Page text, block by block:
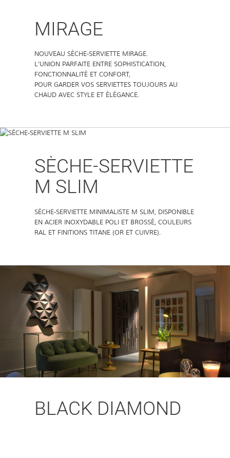
MIRAGE
NOUVEAU SÈCHE-SERVIETTE MIRAGE.
L’UNION PARFAITE ENTRE SOPHISTICATION,
FONCTIONNALITÉ ET CONFORT,
POUR GARDER VOS SERVIETTES TOUJOURS AU
CHAUD AVEC STYLE ET ÉLÉGANCE.
SÈCHE-SERVIETTE
M SLIM
SÈCHE-SERVIETTE MINIMALISTE M SLIM, DISPONIBLE
EN ACIER INOXYDABLE POLI ET BROSSÉ, COULEURS
RAL ET FINITIONS TITANE (OR ET CUIVRE).
BLACK DIAMOND